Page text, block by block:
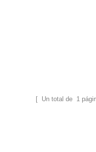
[ Un total de 1